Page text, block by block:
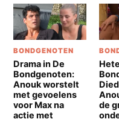
BONDGENOTEN
Drama in De
Bondgenoten:
Anouk worstelt
met gevoelens
voor Max na
actie met
de